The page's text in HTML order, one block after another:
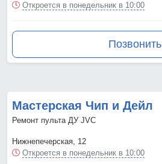
Откроется в понедельник в 10:00
Позвонить
Мастерская Чип и Дейл
Ремонт пульта ДУ JVC
Нижнепечерская, 12
Откроется в понедельник в 10:00